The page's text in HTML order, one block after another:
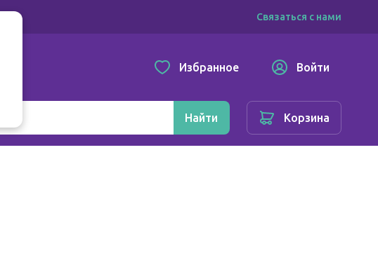
Связаться с нами
Избранное Войти
Найти Корзина